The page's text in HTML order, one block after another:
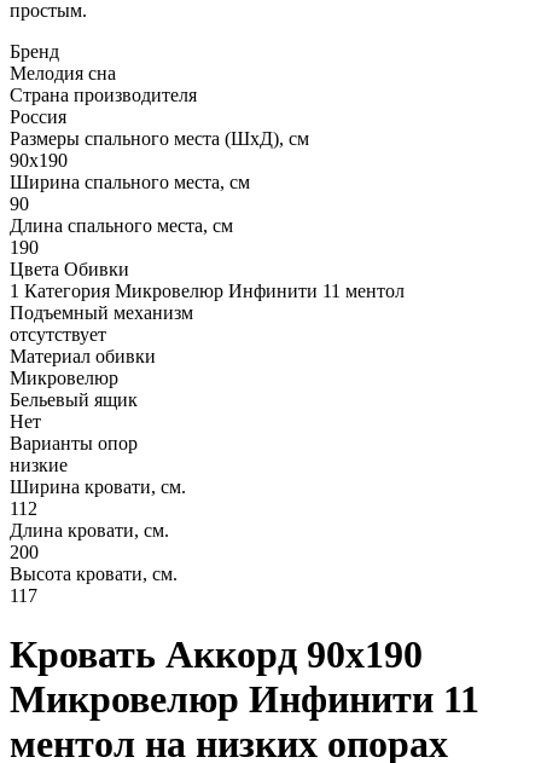
простым.
Бренд
Мелодия сна
Страна производителя
Россия
Размеры спального места (ШхД), см
90х190
Ширина спального места, см
90
Длина спального места, см
190
Цвета Обивки
1 Категория Микровелюр Инфинити 11 ментол
Подъемный механизм
отсутствует
Материал обивки
Микровелюр
Бельевый ящик
Нет
Варианты опор
низкие
Ширина кровати, см.
112
Длина кровати, см.
200
Высота кровати, см.
117
Кровать Аккорд 90х190
Микровелюр Инфинити 11
ментол на низких опорах